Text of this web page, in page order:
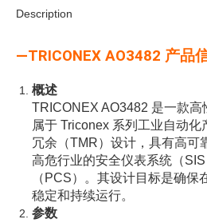
Description
—TRICONEX AO3482 产品
概述
TRICONEX AO3482 是一款高
属于 Triconex 系列工业自动
冗余（TMR）设计，具有高可
高危行业的安全仪表系统（
（PCS）。其设计目标是确保
稳定和持续运行。
参数